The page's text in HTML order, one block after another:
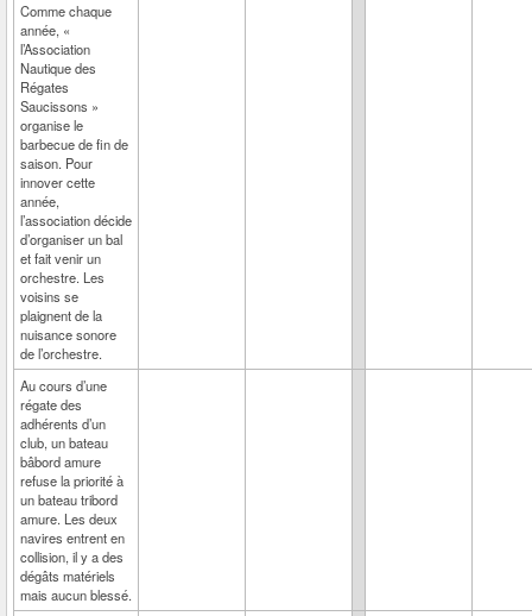
Comme chaque
année, «
l’Association
Nautique des
Régates
Saucissons »
organise le
barbecue de fin de
saison. Pour
innover cette
année,
l’association décide
d’organiser un bal
et fait venir un
orchestre. Les
voisins se
plaignent de la
nuisance sonore
de l’orchestre.
Au cours d’une
régate des
adhérents d’un
club, un bateau
bâbord amure
refuse la priorité à
un bateau tribord
amure. Les deux
navires entrent en
collision, il y a des
dégâts matériels
mais aucun blessé.